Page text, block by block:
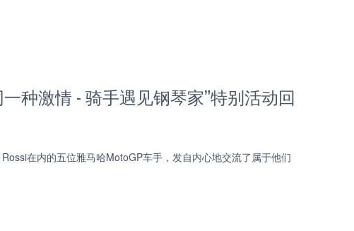
种激情 - 骑手遇见钢琴家”特别活动回
在内的五位雅马哈MotoGP车手，发自内心地交流了属于他们